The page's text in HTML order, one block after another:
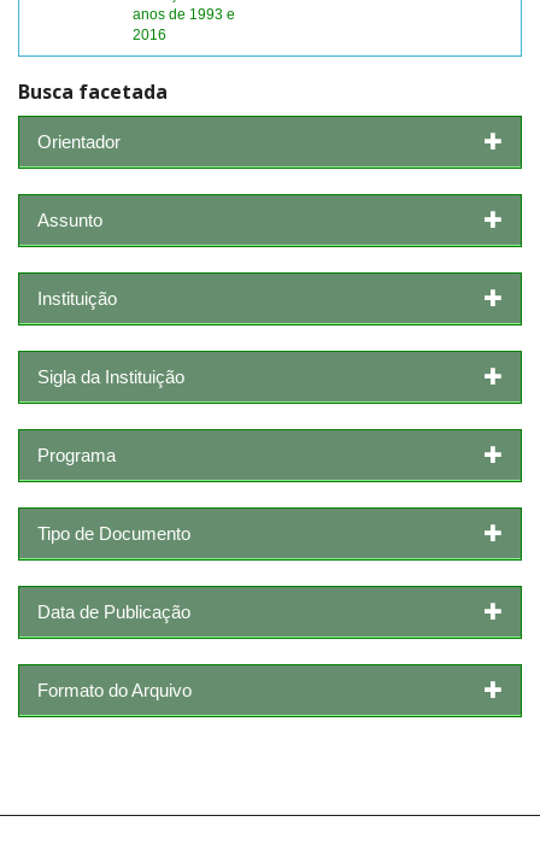
anos de 1993 e
2016
Busca facetada
Orientador
Assunto
Instituição
Sigla da Instituição
Programa
Tipo de Documento
Data de Publicação
Formato do Arquivo